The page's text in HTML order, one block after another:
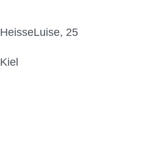
HeisseLuise, 25
Kiel